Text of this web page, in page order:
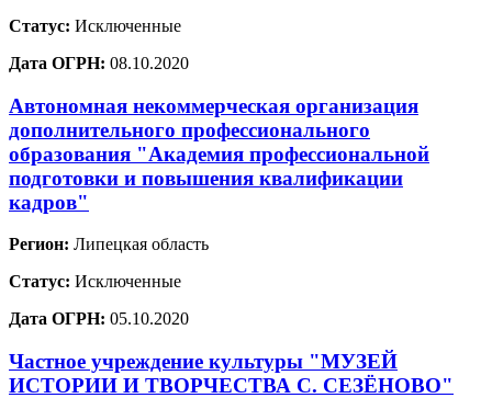
Статус: Исключенные
Дата ОГРН: 08.10.2020
Автономная некоммерческая организация
дополнительного профессионального
образования "Академия профессиональной
подготовки и повышения квалификации
кадров"
Регион: Липецкая область
Статус: Исключенные
Дата ОГРН: 05.10.2020
Частное учреждение культуры "МУЗЕЙ
ИСТОРИИ И ТВОРЧЕСТВА С. СЕЗЁНОВО"